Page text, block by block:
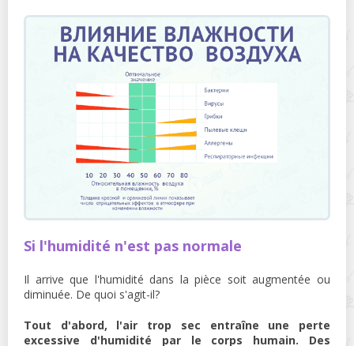
Si l'humidité n'est pas normale
Il arrive que l'humidité dans la pièce soit augmentée ou
diminuée. De quoi s'agit-il?
Tout d'abord, l'air trop sec entraîne une perte
excessive d'humidité par le corps humain. Des